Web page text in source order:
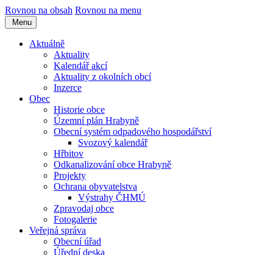
Rovnou na obsah Rovnou na menu
Menu
Aktuálně
Aktuality
Kalendář akcí
Aktuality z okolních obcí
Inzerce
Obec
Historie obce
Územní plán Hrabyně
Obecní systém odpadového hospodářství
Svozový kalendář
Hřbitov
Odkanalizování obce Hrabyně
Projekty
Ochrana obyvatelstva
Výstrahy ČHMÚ
Zpravodaj obce
Fotogalerie
Veřejná správa
Obecní úřad
Úřední deska